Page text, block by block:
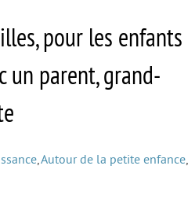
la petite enfance
de l’enfance
de la jeunesse
pour les enfants
un parent, grand-
,Autour de la petite enfance,